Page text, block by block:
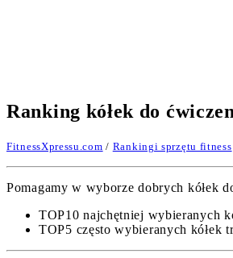
Ranking kółek do
FitnessXpressu.com / Rankingi sprzętu fitness
Pomagamy w wyborze dobrych kółek
TOP10 najchętniej wybieranych
TOP5 często wybieranych kółek